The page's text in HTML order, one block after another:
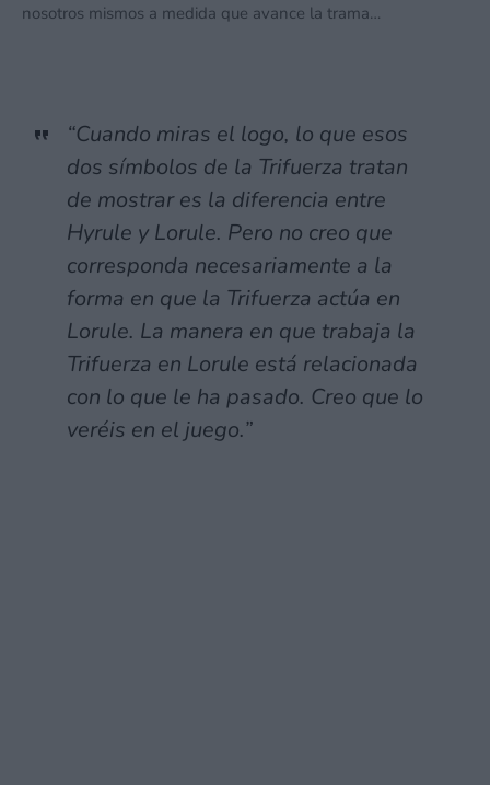
nosotros mismos a medida que avance la trama…
“Cuando miras el logo, lo que esos
dos símbolos de la Trifuerza tratan
de mostrar es la diferencia entre
Hyrule y Lorule. Pero no creo que
corresponda necesariamente a la
forma en que la Trifuerza actúa en
Lorule. La manera en que trabaja la
Trifuerza en Lorule está relacionada
con lo que le ha pasado. Creo que lo
veréis en el juego.”